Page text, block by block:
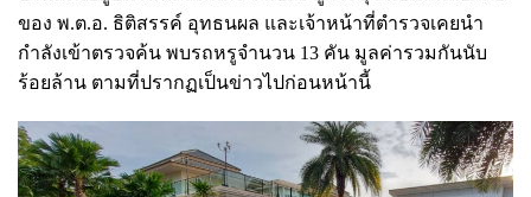
ของ พ.ต.อ. ธิติสรรค์ อุทธนผล และเจ้าหน้าที่ตำรวจเคยนำ
กำลังเข้าตรวจค้น พบรถหรูจำนวน 13 คัน มูลค่ารวมกันนับ
ร้อยล้าน ตามที่ปรากฏเป็นข่าวไปก่อนหน้านี้